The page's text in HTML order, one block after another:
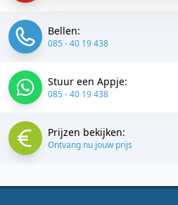
Bellen:
085 - 40 19 438
Stuur een Appje:
085 - 40 19 438
Prijzen bekijken:
Ontvang nu jouw prijs